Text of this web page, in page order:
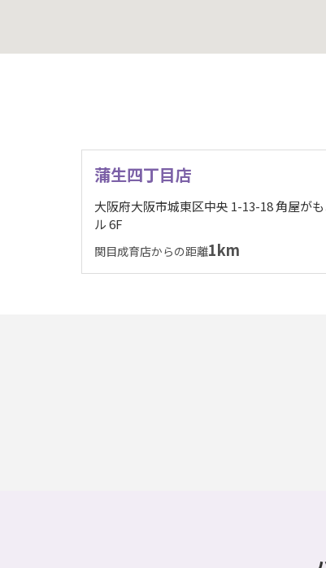
蒲生四丁目店
大阪府大阪市城東区中央 1-13-18 角屋が
ル 6F
関目成育店からの距離1km